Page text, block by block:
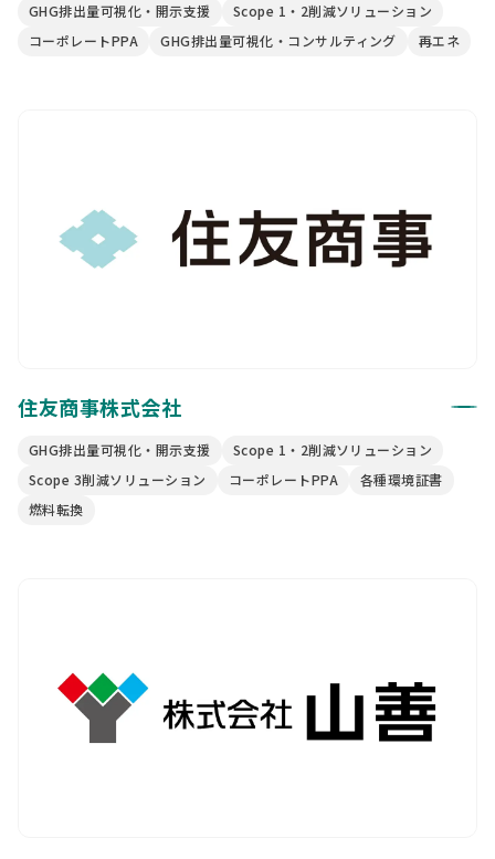
GHG排出量可視化・開示支援
Scope 1・2削減ソリューション
コーポレートPPA
GHG排出量可視化・コンサルティング 再エネ
住友商事株式会社
GHG排出量可視化・開示支援
Scope 1・2削減ソリューション
Scope 3削減ソリューション
コーポレートPPA
各種環境証書
燃料転換